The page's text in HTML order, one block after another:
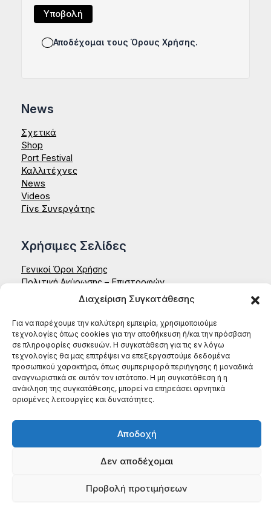
Διαχείριση Συγκατάθεσης
Για να παρέχουμε την καλύτερη εμπειρία, χρησιμοποιούμε
τεχνολογίες όπως cookies για την αποθήκευση ή/και την πρόσβαση
σε πληροφορίες συσκευών. Η συγκατάθεση για τις εν λόγω
τεχνολογίες θα μας επιτρέψει να επεξεργαστούμε δεδομένα
προσωπικού χαρακτήρα, όπως συμπεριφορά περιήγησης ή μοναδικά
αναγνωριστικά σε αυτόν τον ιστότοπο. Η μη συγκατάθεση ή η
ανάκληση της συγκατάθεσης, μπορεί να επηρεάσει αρνητικά
ορισμένες λειτουργίες και δυνατότητες.
Αποδοχή
Δεν αποδέχομαι
Προβολή προτιμήσεων
Αποδέχομαι τους Όρους Χρήσης.
News
Σχετικά
Shop
Port Festival
Καλλιτέχνες
News
Videos
Γίνε Συνεργάτης
Χρήσιμες Σελίδες
Γενικοί Όροι Χρήσης
Πολιτική Ακύρωσης – Επιστροφών
Δήλωση Απορρήτου – Aenaon
ΑΕΝΑΟΝ ΚΟΙΝΣΕΠ
Έδρα: Ζαΐμη 35, 27131, Πύργος Ηλείας
ΑΦΜ: 996784522
ΤΗΛ: (+30) 698 199 8604
Copyright © 2026 Aenaon | Built with